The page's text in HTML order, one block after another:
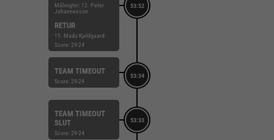
53:52
Målvogter: 12. Peter
Johannesson
RETUR
15. Mads Kjeldgaard
Score: 29-24
53:34
TEAM TIMEOUT
Score: 29-24
53:33
TEAM TIMEOUT
SLUT
Score: 29-24